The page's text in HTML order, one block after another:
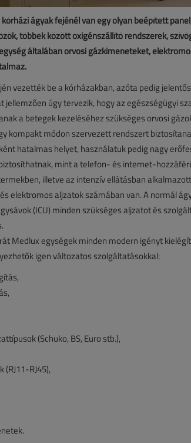
ágyak fejénél van egy olyan beépített
többek között oxigénszállító rendszerek,
általában orvosi gázkimeneteket,
vezették be a kórházakban, azóta pedig
jellemzően úgy tervezik, hogy az egészségügyi
a betegek kezeléséhez szükséges orvosi
kompakt módon szervezett rendszert
hatalmas helyet, használatuk pedig nagy
mint a telefon- és internet-
illetve az intenzív ellátásban
elektromos aljzatok számában van. A normál
(ICU) minden szükséges aljzatot és
Medlux egységek minden modern igényt
igen változatos szolgáltatásokkal:
(Schuko, BS, Euro stb.),
RJ45),